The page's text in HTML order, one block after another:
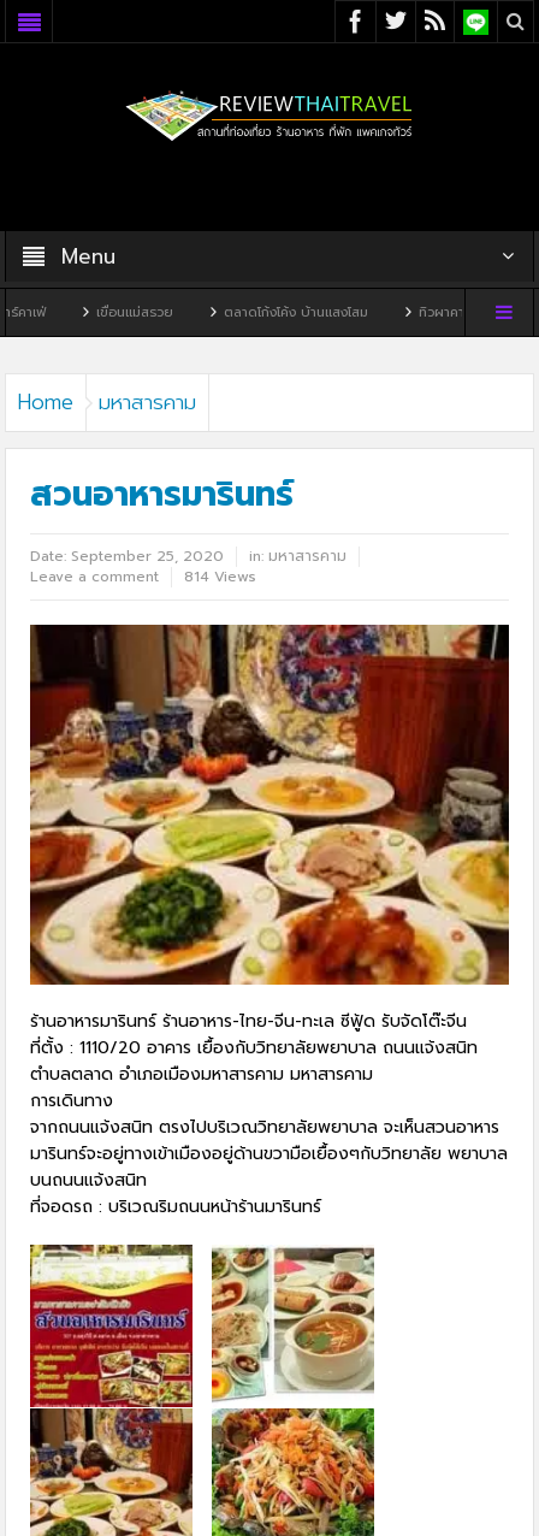
Menu
เขื่อนแม่สรวย ตลาดโก้งโค้ง บ้านแสงโสม ทิวผาคาเฟ่ บ้านพิพิธภัณฑ์ไท
Home มหาสารคาม
สวนอาหารมารินทร์
Date: September 25, 2020 in: มหาสารคาม
Leave a comment
814 Views
ร้านอาหารมารินทร์ ร้านอาหาร-ไทย-จีน-ทะเล ซีฟู้ด รับจัดโต๊ะจีน
ที่ตั้ง : 1110/20 อาคาร เยื้องกับวิทยาลัยพยาบาล ถนนแจ้งสนิท
ตำบลตลาด อำเภอเมืองมหาสารคาม มหาสารคาม
การเดินทาง
จากถนนแจ้งสนิท ตรงไปบริเวณวิทยาลัยพยาบาล จะเห็นสวนอาหาร
มารินทร์จะอยู่ทางเข้าเมืองอยู่ด้านขวามือเยื้องๆกับวิทยาลัย พยาบาล
บนถนนแจ้งสนิท
ที่จอดรถ : บริเวณริมถนนหน้าร้านมารินทร์